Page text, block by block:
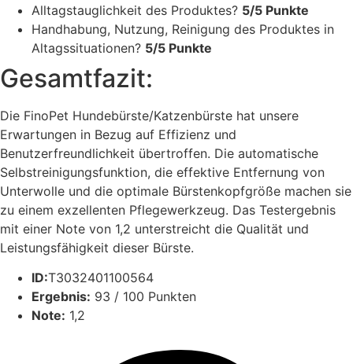
Alltagstauglichkeit des Produktes? 5/5 Punkte
Handhabung, Nutzung, Reinigung des Produktes in
Altagssituationen? 5/5 Punkte
Gesamtfazit:
Die FinoPet Hundebürste/Katzenbürste hat unsere
Erwartungen in Bezug auf Effizienz und
Benutzerfreundlichkeit übertroffen. Die automatische
Selbstreinigungsfunktion, die effektive Entfernung von
Unterwolle und die optimale Bürstenkopfgröße machen sie
zu einem exzellenten Pflegewerkzeug. Das Testergebnis
mit einer Note von 1,2 unterstreicht die Qualität und
Leistungsfähigkeit dieser Bürste.
ID:T3032401100564
Ergebnis: 93 / 100 Punkten
Note: 1,2